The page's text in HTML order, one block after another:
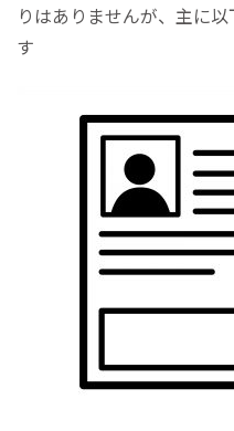
りはありませんが、主に
す